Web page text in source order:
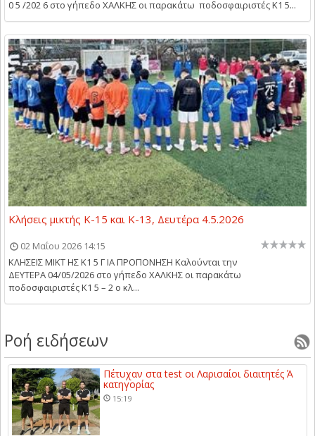
0 5 /202 6 στο γήπεδο ΧΑΛΚΗΣ οι παρακάτω ποδοσφαιριστές Κ1 5...
Κλήσεις μικτής Κ-15 και Κ-13, Δευτέρα 4.5.2026
02 Μαΐου 2026 14:15
ΚΛΗΣΕΙΣ ΜΙΚΤ ΗΣ Κ1 5 Γ ΙΑ ΠΡΟΠΟΝΗΣΗ Kαλούνται την
ΔΕΥΤΕΡΑ 04/05/2026 στο γήπεδο ΧΑΛΚΗΣ οι παρακάτω
ποδοσφαιριστές Κ1 5 – 2 ο κλ...
Ροή ειδήσεων
Πέτυχαν στα test οι Λαρισαίοι διαιτητές Ά
κατηγορίας
15:19